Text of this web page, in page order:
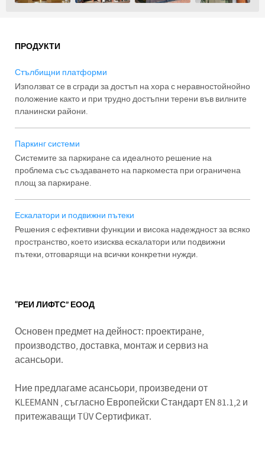
ПРОДУКТИ
Стълбищни платформи
Използват се в сгради за достъп на хора с неравностойнойно
положение както и при трудно достъпни терени във вилните
планински райони.
Паркинг системи
Системите за паркиране са идеалното решение на
проблема със създаването на паркоместа при ограничена
площ за паркиране.
Ескалатори и подвижни пътеки
Решения с ефективни функции и висока надеждност за всяко
пространство, което изисква ескалатори или подвижни
пътеки, отговарящи на всички конкретни нужди.
“РЕИ ЛИФТС” ЕООД
Основен предмет на дейност: проектиране,
производство, доставка, монтаж и сервиз на
асансьори.
Ние предлагаме асансьори, произведени от
KLEEMANN , съгласно Европейски Стандарт EN 81.1,2 и
притежаващи TÜV Сертификат.